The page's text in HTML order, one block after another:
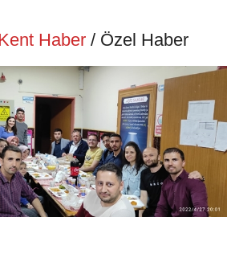
Haber / Özel Haber